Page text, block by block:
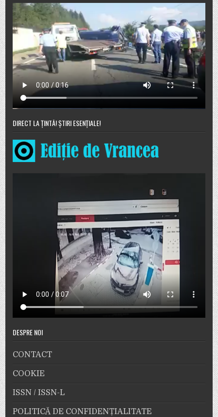
DIRECT LA ȚINTĂ! ȘTIRI ESENȚIALE!
DESPRE NOI
CONTACT
COOKIE
ISSN / ISSN-L
POLITICĂ DE CONFIDENȚIALITATE